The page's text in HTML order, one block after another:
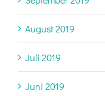
August 2019
Juli 2019
Juni 2019